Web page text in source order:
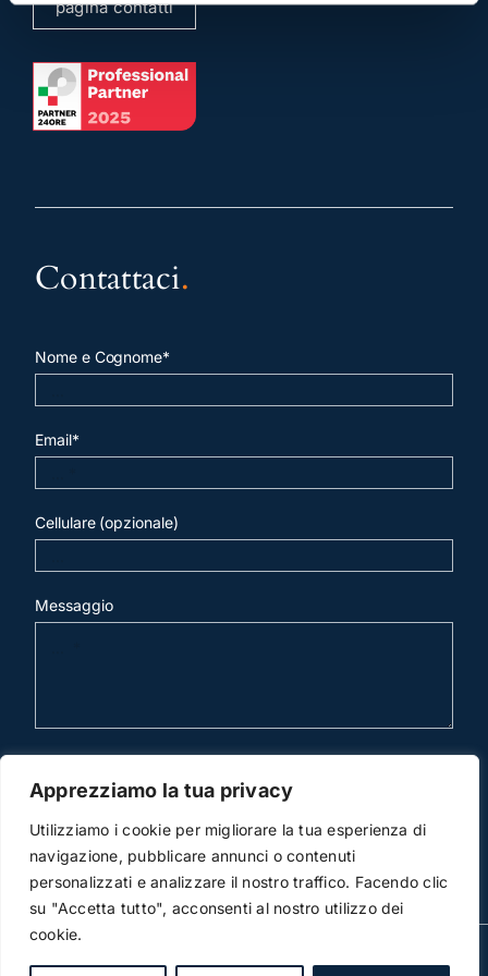
Apprezziamo la tua privacy
Utilizziamo i cookie per migliorare la tua esperienza di
navigazione, pubblicare annunci o contenuti
personalizzati e analizzare il nostro traffico. Facendo clic
su "Accetta tutto", acconsenti al nostro utilizzo dei
cookie.
pagina contatti
Contattaci.
Nome e Cognome*
Email*
Cellulare (opzionale)
Messaggio
invia mail
© Copyright 2012 -2026 | Studio Legale Scicchitano |